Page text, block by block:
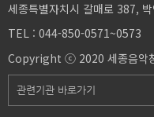
세종특별자치시 갈매로 387,
TEL : 044-850-
Copyright ⓒ 2020 세종음악